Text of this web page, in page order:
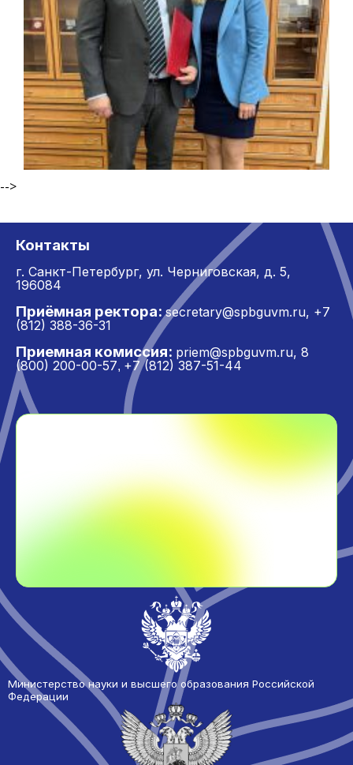
-->
Контакты
г. Санкт-Петербург, ул. Черниговская, д. 5,
196084
Приёмная ректора: secretary@spbguvm.ru, +7
(812) 388-36-31
Приемная комиссия: priem@spbguvm.ru, 8
(800) 200-00-57, +7 (812) 387-51-44
Министерство науки и высшего образования Российской
Федерации